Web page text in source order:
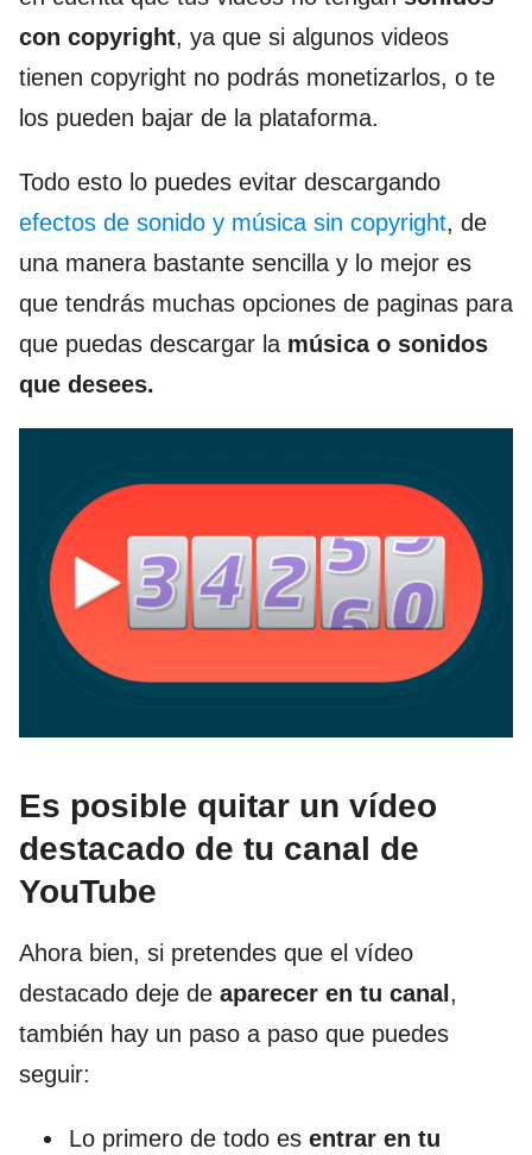
con copyright, ya que si algunos videos
tienen copyright no podrás monetizarlos, o te
los pueden bajar de la plataforma.
Todo esto lo puedes evitar descargando
efectos de sonido y música sin copyright, de
una manera bastante sencilla y lo mejor es
que tendrás muchas opciones de paginas para
que puedas descargar la música o sonidos
que desees.
Es posible quitar un vídeo
destacado de tu canal de
YouTube
Ahora bien, si pretendes que el vídeo
destacado deje de aparecer en tu canal ,
también hay un paso a paso que puedes
seguir:
Lo primero de todo es entrar en tu